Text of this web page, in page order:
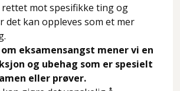
mot spesifikke ting og
det kan oppleves som et mer
eksamensangst mener vi en
og ubehag som er spesielt
eller prøver.